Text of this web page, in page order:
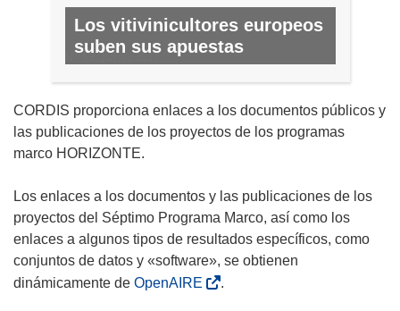
Los vitivinicultores europeos
suben sus apuestas
N.º 63, JUNIO 2017
CORDIS proporciona enlaces a los documentos públicos y
las publicaciones de los proyectos de los programas
marco HORIZONTE.
Los enlaces a los documentos y las publicaciones de los
proyectos del Séptimo Programa Marco, así como los
enlaces a algunos tipos de resultados específicos, como
conjuntos de datos y «software», se obtienen
dinámicamente de OpenAIRE .